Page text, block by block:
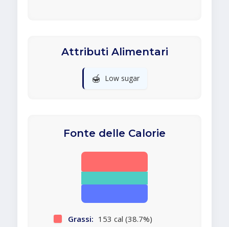
Attributi Alimentari
🍯 Low sugar
Fonte delle Calorie
Grassi: 153 cal (38.7%)